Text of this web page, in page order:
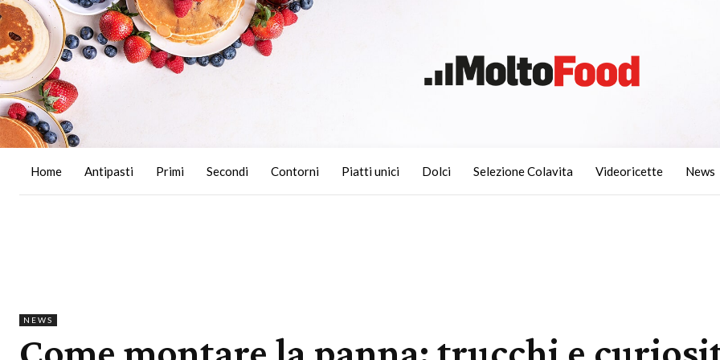
Home Antipasti Primi Secondi Contorni Piatti unici Dolci Selezione Colavita Videoricette News
NEWS